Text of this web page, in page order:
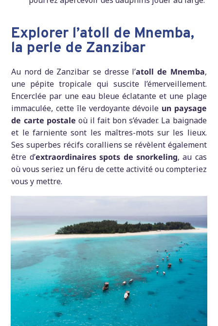
Explorer l’atoll de Mnemba,
la perle de Zanzibar
Au nord de Zanzibar se dresse l’atoll de Mnemba,
une pépite tropicale qui suscite l’émerveillement.
Encerclée par une eau bleue éclatante et une plage
immaculée, cette île verdoyante dévoile un paysage
de carte postale où il fait bon s’évader. La baignade
et le farniente sont les maîtres-mots sur les lieux.
Ses superbes récifs coralliens se révèlent également
être d’extraordinaires spots de snorkeling, au cas
où vous seriez un féru de cette activité ou compteriez
vous y mettre.